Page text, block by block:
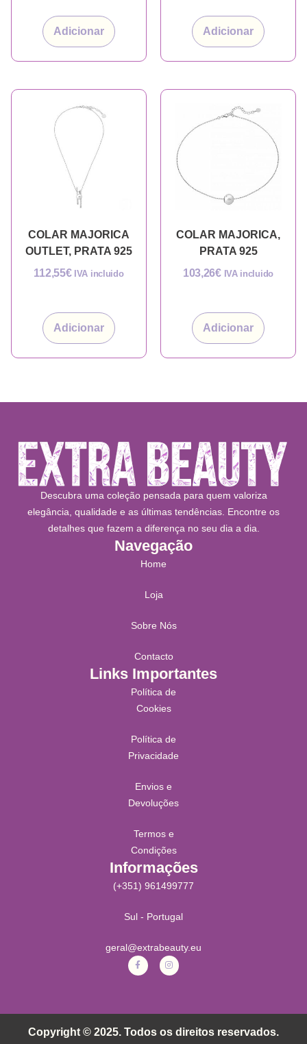
Adicionar Adicionar
COLAR MAJORICA
OUTLET, PRATA 925
112,55€ IVA incluido
Adicionar
COLAR MAJORICA,
PRATA 925
103,26€ IVA incluido
Adicionar
Descubra uma coleção pensada para quem valoriza
elegância, qualidade e as últimas tendências. Encontre os
detalhes que fazem a diferença no seu dia a dia.
Navegação
Home
Loja
Sobre Nós
Contacto
Links Importantes
Política de
Cookies
Política de
Privacidade
Envios e
Devoluções
Termos e
Condições
Informações
(+351) 961499777
Sul - Portugal
geral@extrabeauty.eu
Copyright © 2025. Todos os direitos reservados.